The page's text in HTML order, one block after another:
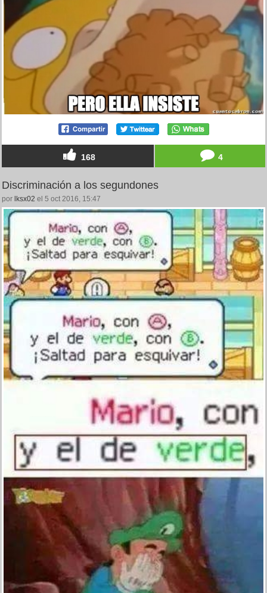
168 4
Discriminación a los segundones
por lksx02 el 5 oct 2016, 15:47